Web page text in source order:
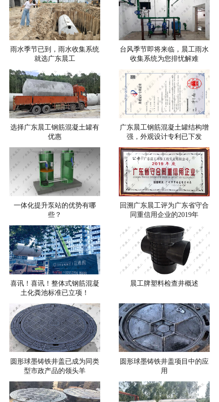
雨水季节已到，雨水收集系统
就选广东晨工
台风季节即将来临，晨工雨水
收集系统为您排忧解难
选择广东晨工钢筋混凝土罐有
优惠
广东晨工钢筋混凝土罐结构增
强，外观设计专利已下发
一体化提升泵站的优势有哪
些？
回溯广东晨工评为广东省守合
同重信用企业的2019年
喜讯！喜讯！整体式钢筋混凝
土化粪池标准已立项！
晨工牌塑料检查井概述
圆形球墨铸铁井盖已成为同类
型市政产品的领头羊
圆形球墨铸铁井盖项目中的应
用